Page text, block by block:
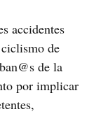
accidentes
de
de la
por implicar